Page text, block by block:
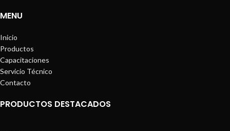
MENU
Inicio
Productos
Capacitaciones
Servicio Técnico
Contacto
PRODUCTOS DESTACADOS